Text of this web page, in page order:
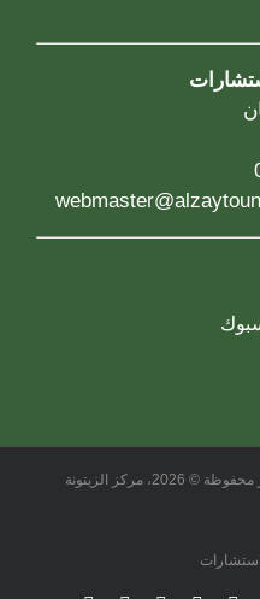
حقوق النشر محفوظة © 2026، مركز الزيتونة